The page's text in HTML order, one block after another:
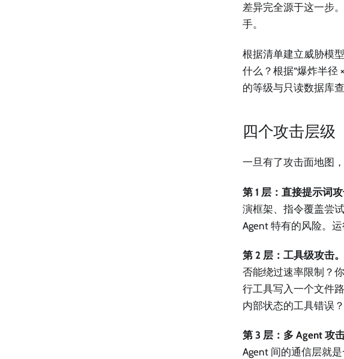
差异完全源于这一步
手。
根据清单建立威胁模
什么？根据“爆炸半径
的等级与只读数据库
四个攻击层级
一旦有了攻击面地图
第 1 层：直接提示词攻
演框架、指令覆盖尝
Agent 特有的风险。
第 2 层：工具级攻击。
否能绕过速率限制？
行工具写入一个文件
内部状态的工具错误？
第 3 层：多 Agent 攻击
Agent 间的通信层就